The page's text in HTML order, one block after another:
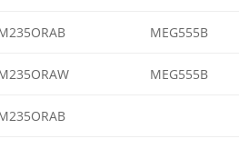
MEG555B
MEG555B